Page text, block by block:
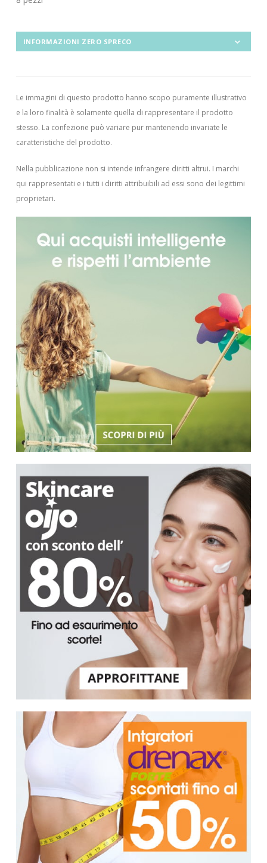
INFORMAZIONI ZERO SPRECO
Le immagini di questo prodotto hanno scopo puramente illustrativo
e la loro finalità è solamente quella di rappresentare il prodotto
stesso. La confezione può variare pur mantenendo invariate le
caratteristiche del prodotto.
Nella pubblicazione non si intende infrangere diritti altrui. I marchi
qui rappresentati e i tutti i diritti attribuibili ad essi sono dei legittimi
proprietari.